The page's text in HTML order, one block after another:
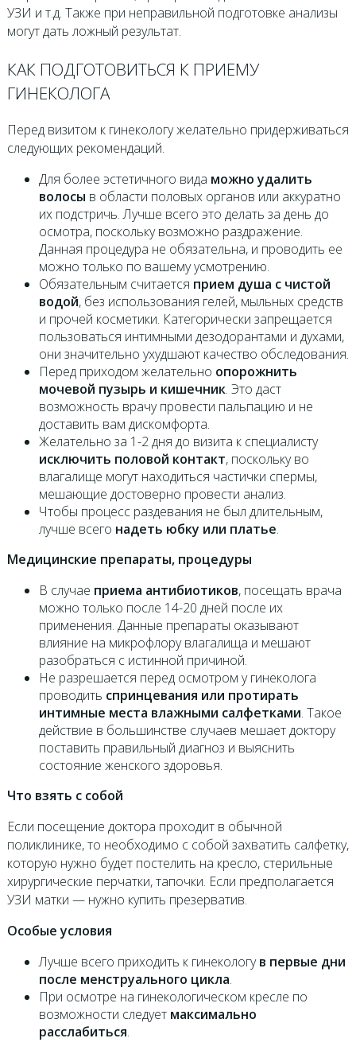
УЗИ и т.д. Также при неправильной подготовке анализы
могут дать ложный результат.
КАК ПОДГОТОВИТЬСЯ К ПРИЕМУ
ГИНЕКОЛОГА
Перед визитом к гинекологу желательно придерживаться
следующих рекомендаций.
Для более эстетичного вида можно удалить
волосы в области половых органов или аккуратно
их подстричь. Лучше всего это делать за день до
осмотра, поскольку возможно раздражение.
Данная процедура не обязательна, и проводить ее
можно только по вашему усмотрению.
Обязательным считается прием душа с чистой
водой, без использования гелей, мыльных средств
и прочей косметики. Категорически запрещается
пользоваться интимными дезодорантами и духами,
они значительно ухудшают качество обследования.
Перед приходом желательно опорожнить
мочевой пузырь и кишечник. Это даст
возможность врачу провести пальпацию и не
доставить вам дискомфорта.
Желательно за 1-2 дня до визита к специалисту
исключить половой контакт, поскольку во
влагалище могут находиться частички спермы,
мешающие достоверно провести анализ.
Чтобы процесс раздевания не был длительным,
лучше всего надеть юбку или платье.
Медицинские препараты, процедуры
В случае приема антибиотиков, посещать врача
можно только после 14-20 дней после их
применения. Данные препараты оказывают
влияние на микрофлору влагалища и мешают
разобраться с истинной причиной.
Не разрешается перед осмотром у гинеколога
проводить спринцевания или протирать
интимные места влажными салфетками. Такое
действие в большинстве случаев мешает доктору
поставить правильный диагноз и выяснить
состояние женского здоровья.
Что взять с собой
Если посещение доктора проходит в обычной
поликлинике, то необходимо с собой захватить салфетку,
которую нужно будет постелить на кресло, стерильные
хирургические перчатки, тапочки. Если предполагается
УЗИ матки — нужно купить презерватив.
Особые условия
Лучше всего приходить к гинекологув первые дни
после менструального цикла.
При осмотре на гинекологическом кресле по
возможности следует максимально
расслабиться.